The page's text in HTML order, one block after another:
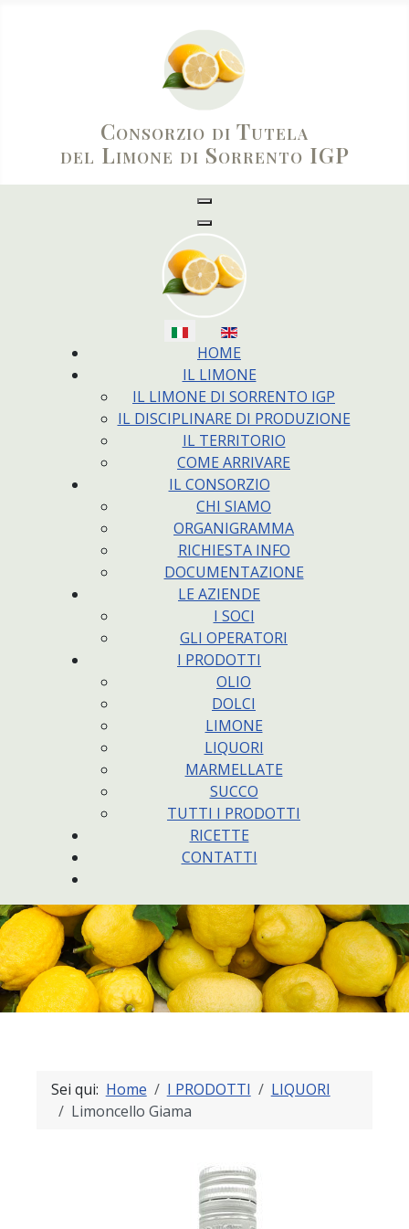
Consorzio di Tutela
del Limone di Sorrento IGP
Seleziona la tua lingua
HOME
IL LIMONE
IL LIMONE DI SORRENTO IGP
IL DISCIPLINARE DI PRODUZIONE
IL TERRITORIO
COME ARRIVARE
IL CONSORZIO
CHI SIAMO
ORGANIGRAMMA
RICHIESTA INFO
DOCUMENTAZIONE
LE AZIENDE
I SOCI
GLI OPERATORI
I PRODOTTI
OLIO
DOLCI
LIMONE
LIQUORI
MARMELLATE
SUCCO
TUTTI I PRODOTTI
RICETTE
CONTATTI
Sei qui: Home I PRODOTTI
LIQUORI
Limoncello Giama